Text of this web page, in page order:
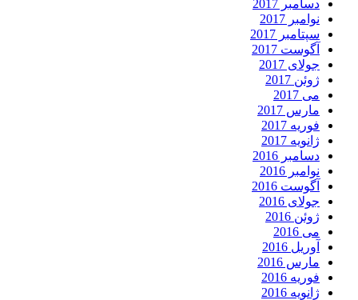
دسامبر 2017
نوامبر 2017
سپتامبر 2017
آگوست 2017
جولای 2017
ژوئن 2017
می 2017
مارس 2017
فوریه 2017
ژانویه 2017
دسامبر 2016
نوامبر 2016
آگوست 2016
جولای 2016
ژوئن 2016
می 2016
آوریل 2016
مارس 2016
فوریه 2016
ژانویه 2016